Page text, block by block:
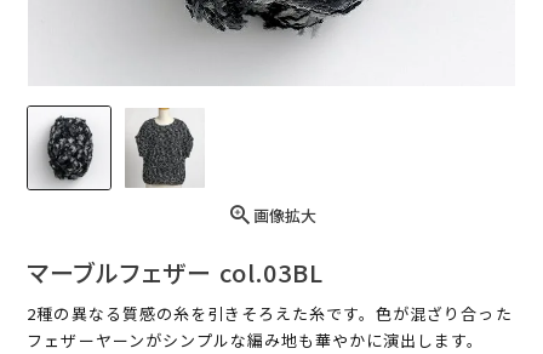
画像拡大
マーブルフェザー col.03BL
2種の異なる質感の糸を引きそろえた糸です。色が混ざり合った
フェザーヤーンがシンプルな編み地も華やかに演出します。